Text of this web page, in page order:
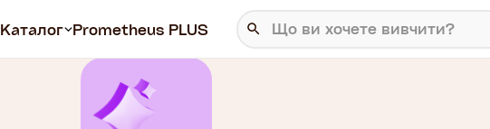
Каталог Prometheus PLUS